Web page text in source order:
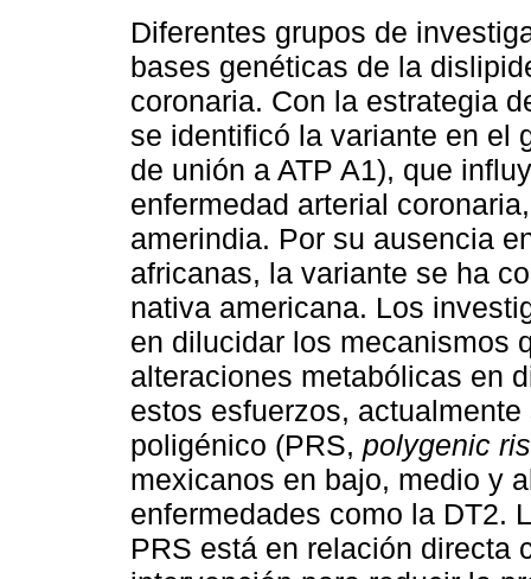
Diferentes grupos de
bases genéticas de la
coronaria. Con la estrategia
se identificó la variante en el
de unión a ATP A1), que
enfermedad arterial
amerindia. Por su ausencia
africanas, la variante se ha
nativa americana. Los
en dilucidar los mecanismos
alteraciones metabólicas en
estos esfuerzos,
poligénico (PRS, polygenic
mexicanos en bajo, medio y
enfermedades como la DT2.
PRS está en relación directa